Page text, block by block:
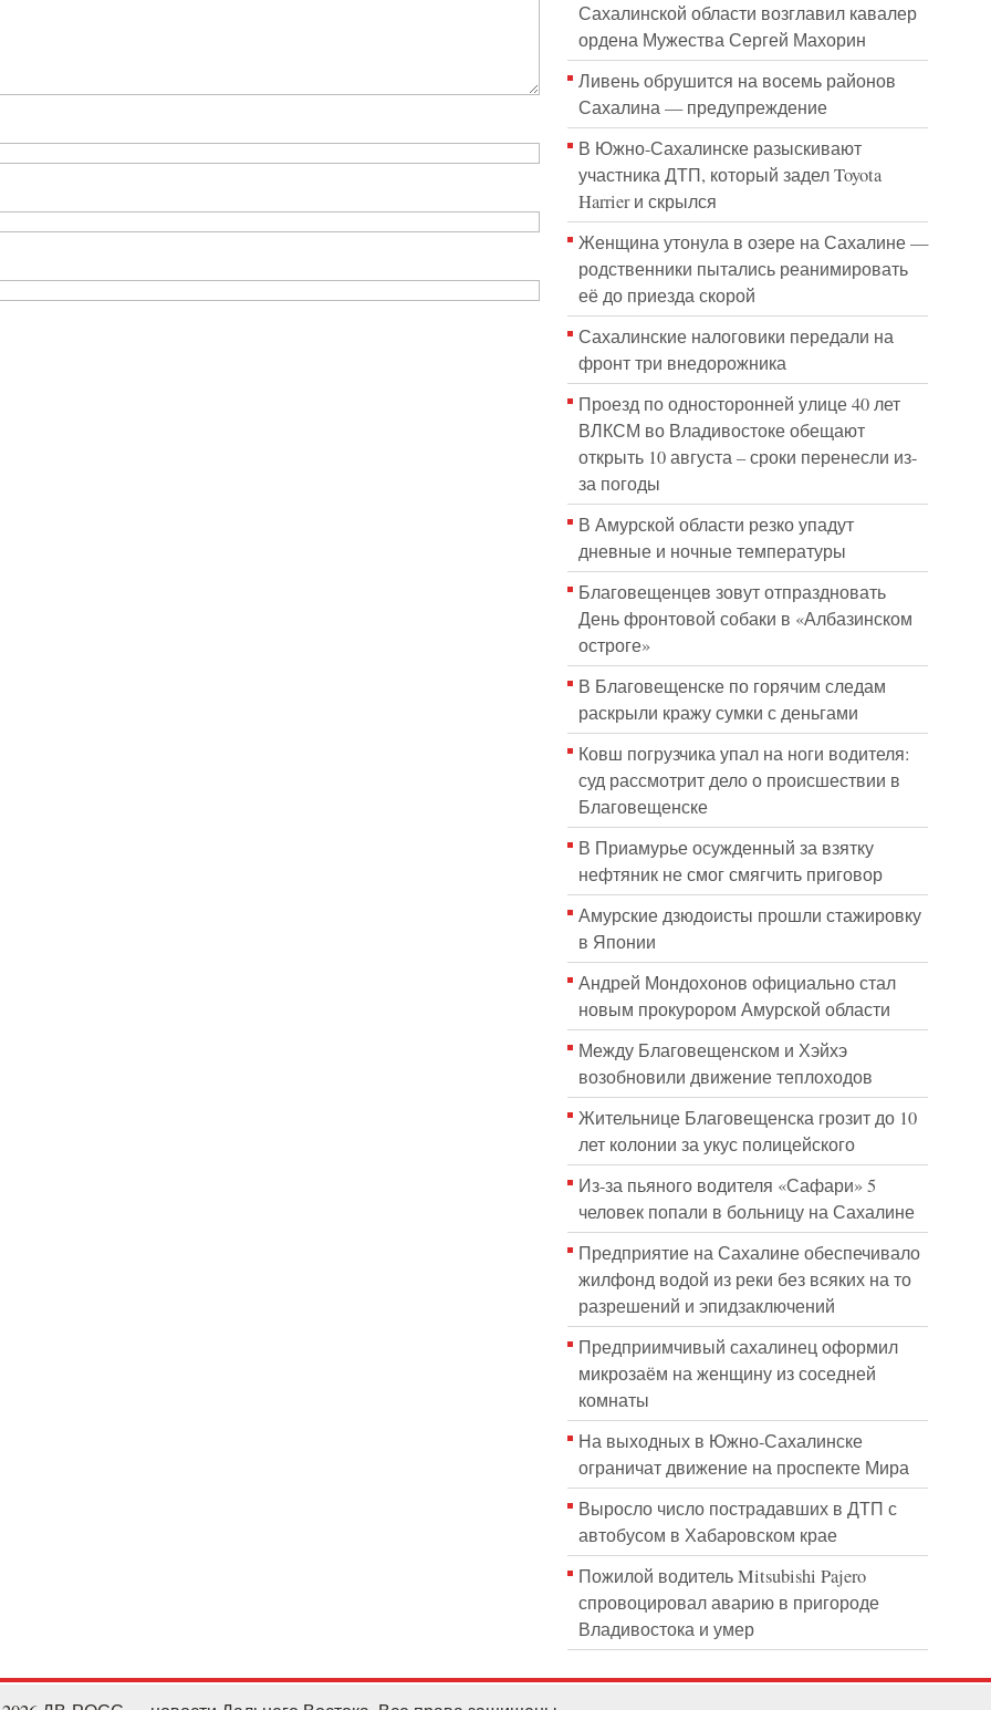
Сахалинской области возглавил кавалер
ордена Мужества Сергей Махорин
Ливень обрушится на восемь районов
Сахалина — предупреждение
В Южно-Сахалинске разыскивают
участника ДТП, который задел Toyota
Harrier и скрылся
Женщина утонула в озере на Сахалине —
родственники пытались реанимировать
её до приезда скорой
Сахалинские налоговики передали на
фронт три внедорожника
Проезд по односторонней улице 40 лет
ВЛКСМ во Владивостоке обещают
открыть 10 августа – сроки перенесли из-
за погоды
В Амурской области резко упадут
дневные и ночные температуры
Благовещенцев зовут отпраздновать
День фронтовой собаки в «Албазинском
остроге»
В Благовещенске по горячим следам
раскрыли кражу сумки с деньгами
Ковш погрузчика упал на ноги водителя:
суд рассмотрит дело о происшествии в
Благовещенске
В Приамурье осужденный за взятку
нефтяник не смог смягчить приговор
Амурские дзюдоисты прошли стажировку
в Японии
Андрей Мондохонов официально стал
новым прокурором Амурской области
Между Благовещенском и Хэйхэ
возобновили движение теплоходов
Жительнице Благовещенска грозит до 10
лет колонии за укус полицейского
Из-за пьяного водителя «Сафари» 5
человек попали в больницу на Сахалине
Предприятие на Сахалине обеспечивало
жилфонд водой из реки без всяких на то
разрешений и эпидзаключений
Предприимчивый сахалинец оформил
микрозаём на женщину из соседней
комнаты
На выходных в Южно-Сахалинске
ограничат движение на проспекте Мира
Выросло число пострадавших в ДТП с
автобусом в Хабаровском крае
Пожилой водитель Mitsubishi Pajero
спровоцировал аварию в пригороде
Владивостока и умер